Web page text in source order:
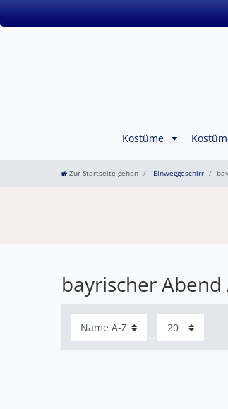
Kostüme
Zur Startseite gehen Einweggeschirr
bayrischer